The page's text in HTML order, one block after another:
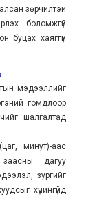
зөрчилтэй
боломжгүй
буцах хаяггүй
мэдээллийг
гомдлоор
шалгалтад
минут)-аас
дагуу
зургийг
хүчингүйд